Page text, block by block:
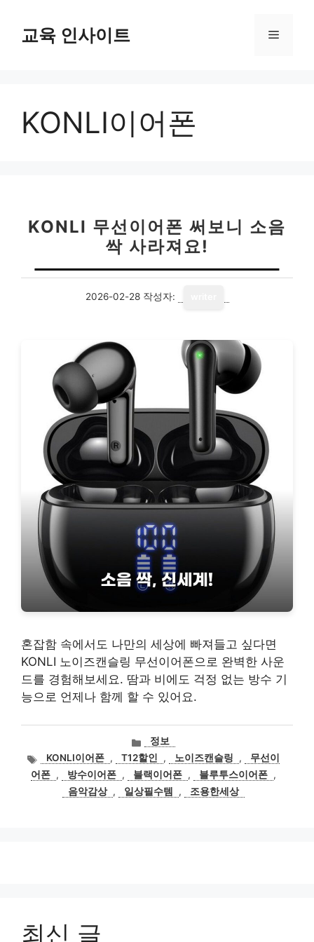
교육 인사이트 메
KONLI이어폰
KONLI 무선이어폰 써보니 소음
싹 사라져요!
2026-02-28 작성자:
혼잡함 속에서도 나만의 세상에 빠져들고 싶다면
KONLI 노이즈캔슬링 무선이어폰으로 완벽한 사운
드를 경험해보세요. 땀과 비에도 걱정 없는 방수 기
능으로 언제나 함께 할 수 있어요.
카
테
고
리
정보
태
그
KONLI이어폰 , T12할인 , 노이즈캔슬링 ,
무선이
어폰 , 방수이어폰 , 블랙이어폰 , 블루투스이어폰 ,
음악감상 , 일상필수템 , 조용한세상
최신 글